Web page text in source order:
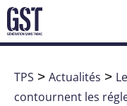
TPS > Actualités >
contournent les